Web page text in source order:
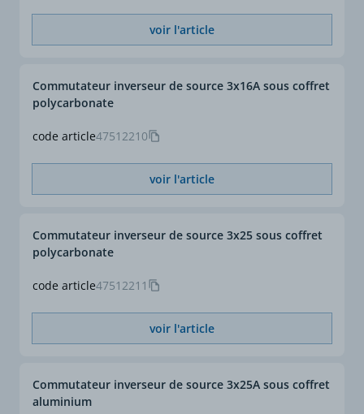
voir l'article
code article47512210
Commutateur inverseur de source 3x16A sous coffret
polycarbonate
voir l'article
code article47512211
Commutateur inverseur de source 3x25 sous coffret
polycarbonate
voir l'article
Commutateur inverseur de source 3x25A sous coffret
aluminium